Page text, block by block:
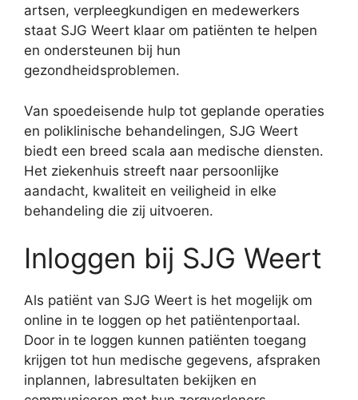
artsen, verpleegkundigen en medewerkers
staat SJG Weert klaar om patiënten te helpen
en ondersteunen bij hun
gezondheidsproblemen.
Van spoedeisende hulp tot geplande operaties
en poliklinische behandelingen, SJG Weert
biedt een breed scala aan medische diensten.
Het ziekenhuis streeft naar persoonlijke
aandacht, kwaliteit en veiligheid in elke
behandeling die zij uitvoeren.
Inloggen bij SJG Weert
Als patiënt van SJG Weert is het mogelijk om
online in te loggen op het patiëntenportaal.
Door in te loggen kunnen patiënten toegang
krijgen tot hun medische gegevens, afspraken
inplannen, labresultaten bekijken en